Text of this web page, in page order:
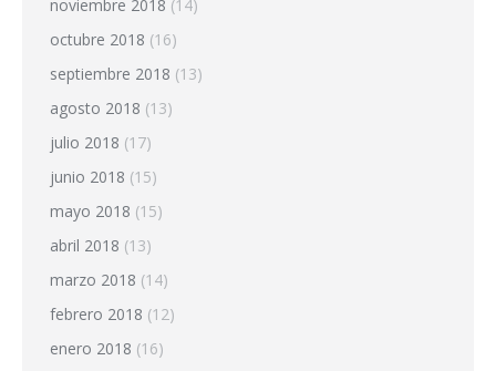
noviembre 2018 (14)
octubre 2018 (16)
septiembre 2018 (13)
agosto 2018 (13)
julio 2018 (17)
junio 2018 (15)
mayo 2018 (15)
abril 2018 (13)
marzo 2018 (14)
febrero 2018 (12)
enero 2018 (16)